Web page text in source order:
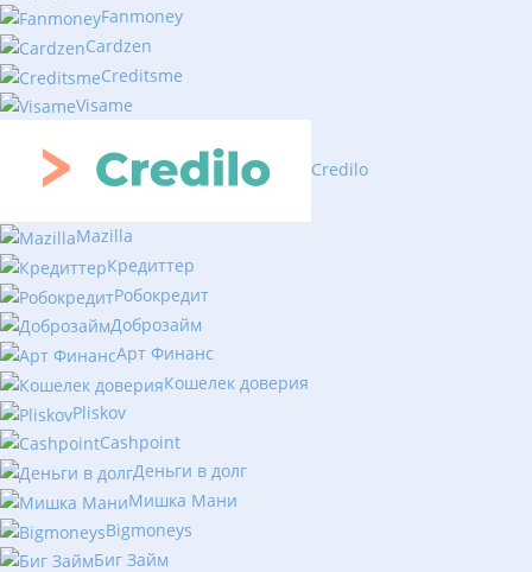
Fanmoney
Cardzen
Creditsme
Visame
Credilo
Mazilla
Кредиттер
Робокредит
Доброзайм
Арт Финанс
Кошелек доверия
Pliskov
Cashpoint
Деньги в долг
Мишка Мани
Bigmoneys
Биг Займ